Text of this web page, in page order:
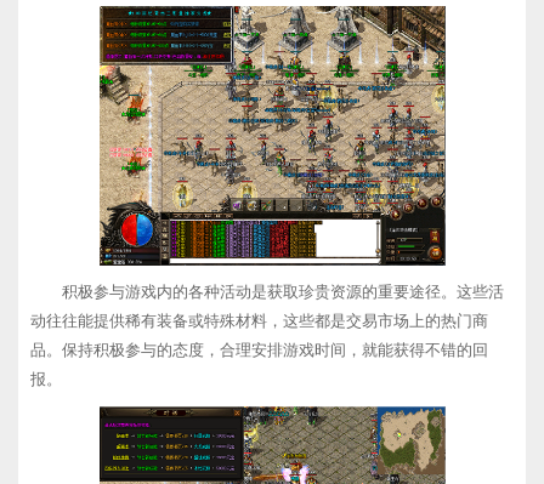
积极参与游戏内的各种活动是获取珍贵资源的重要途径。这些活
动往往能提供稀有装备或特殊材料，这些都是交易市场上的热门商
品。保持积极参与的态度，合理安排游戏时间，就能获得不错的回
报。